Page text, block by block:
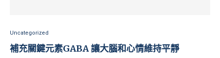
Uncategorized
補充關鍵元素GABA 讓大腦和心情維持平靜